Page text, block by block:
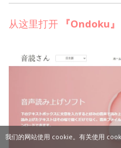
从这里打开 『Ondoku』
我们的网站使用 cookie。有关使用